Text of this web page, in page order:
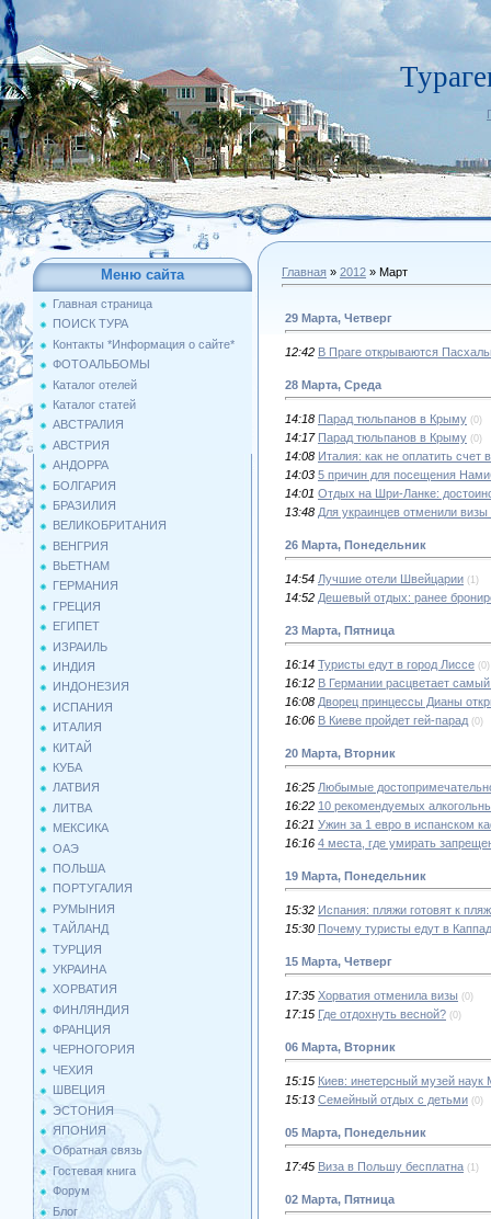
Меню сайта
Главная страница
ПОИСК ТУРА
Контакты *Информация о сайте*
ФОТОАЛЬБОМЫ
Каталог отелей
Каталог статей
АВСТРАЛИЯ
АВСТРИЯ
АНДОРРА
БОЛГАРИЯ
БРАЗИЛИЯ
ВЕЛИКОБРИТАНИЯ
ВЕНГРИЯ
ВЬЕТНАМ
ГЕРМАНИЯ
ГРЕЦИЯ
ЕГИПЕТ
ИЗРАИЛЬ
ИНДИЯ
ИНДОНЕЗИЯ
ИСПАНИЯ
ИТАЛИЯ
КИТАЙ
КУБА
ЛАТВИЯ
ЛИТВА
МЕКСИКА
ОАЭ
ПОЛЬША
ПОРТУГАЛИЯ
РУМЫНИЯ
ТАЙЛАНД
ТУРЦИЯ
УКРАИНА
ХОРВАТИЯ
ФИНЛЯНДИЯ
ФРАНЦИЯ
ЧЕРНОГОРИЯ
ЧЕХИЯ
ШВЕЦИЯ
ЭСТОНИЯ
ЯПОНИЯ
Обратная связь
Гостевая книга
Форум
Блог
Главная » 2012 » Март
29 Марта, Четверг
12:42 В Праге открываются
28 Марта, Среда
14:18 Парад тюльпанов в Крыму (0)
14:17 Парад тюльпанов в Крыму (0)
14:08 Италия: как не оплатить счет
14:03 5 причин для посещения
14:01 Отдых на Шри-Ланке:
13:48 Для украинцев отменили
26 Марта, Понедельник
14:54 Лучшие отели Швейцарии (1)
14:52 Дешевый отдых: ранее
23 Марта, Пятница
16:14 Туристы едут в город Лиссе (0)
16:12 В Германии расцветает
16:08 Дворец принцессы Дианы
16:06 В Киеве пройдет гей-парад (0)
20 Марта, Вторник
16:25 Любымые
16:22 10 рекомендуемых
16:21 Ужин за 1 евро в испанском
16:16 4 места, где умирать
19 Марта, Понедельник
15:32 Испания: пляжи готовят к
15:30 Почему туристы едут в
15 Марта, Четверг
17:35 Хорватия отменила визы (0)
17:15 Где отдохнуть весной? (0)
06 Марта, Вторник
15:15 Киев: инетерсный музей наук
15:13 Семейный отдых с детьми (0)
05 Марта, Понедельник
17:45 Виза в Польшу бесплатна (1)
02 Марта, Пятница